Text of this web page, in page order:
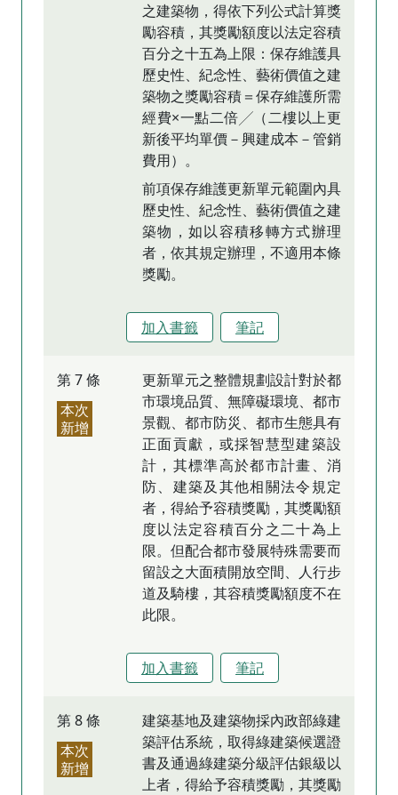
之建築物，得依下列公式計算獎
勵容積，其獎勵額度以法定容積
百分之十五為上限：保存維護具
歷史性、紀念性、藝術價值之建
築物之獎勵容積＝保存維護所需
經費×一點二倍╱（二樓以上更
新後平均單價－興建成本－管銷
費用）。
前項保存維護更新單元範圍內具
歷史性、紀念性、藝術價值之建
築物，如以容積移轉方式辦理
者，依其規定辦理，不適用本條
獎勵。
加入書籤 筆記
第 7 條
本次
新增
更新單元之整體規劃設計對於都
市環境品質、無障礙環境、都市
景觀、都市防災、都市生態具有
正面貢獻，或採智慧型建築設
計，其標準高於都市計畫、消
防、建築及其他相關法令規定
者，得給予容積獎勵，其獎勵額
度以法定容積百分之二十為上
限。但配合都市發展特殊需要而
留設之大面積開放空間、人行步
道及騎樓，其容積獎勵額度不在
此限。
加入書籤 筆記
第 8 條
本次
新增
建築基地及建築物採內政部綠建
築評估系統，取得綠建築候選證
書及通過綠建築分級評估銀級以
上者，得給予容積獎勵，其獎勵